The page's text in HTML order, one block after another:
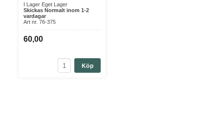
I Lager Eget Lager
Skickas Normalt inom 1-2
vardagar
Art nr. 76-375
60,00
Köp